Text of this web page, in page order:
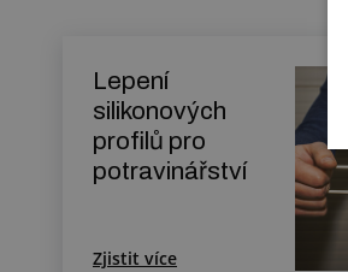
Lepení
silikonových
profilů pro
potravinářství
Zjistit více